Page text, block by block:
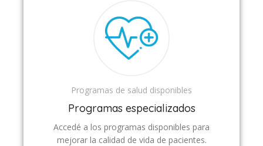
Programas de salud disponibles
Programas especializados
Accedé a los programas disponibles para
mejorar la calidad de vida de pacientes.